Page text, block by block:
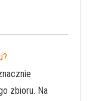
zbioru. Na